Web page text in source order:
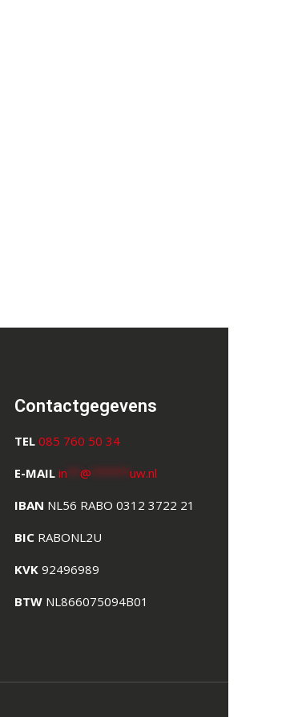
Contactgegevens
TEL 085 760 50 34
E-MAIL in @
uw.nl
IBAN NL56 RABO 0312 3722 21
BICRABONL2U
KVK92496989
BTWNL866075094B01